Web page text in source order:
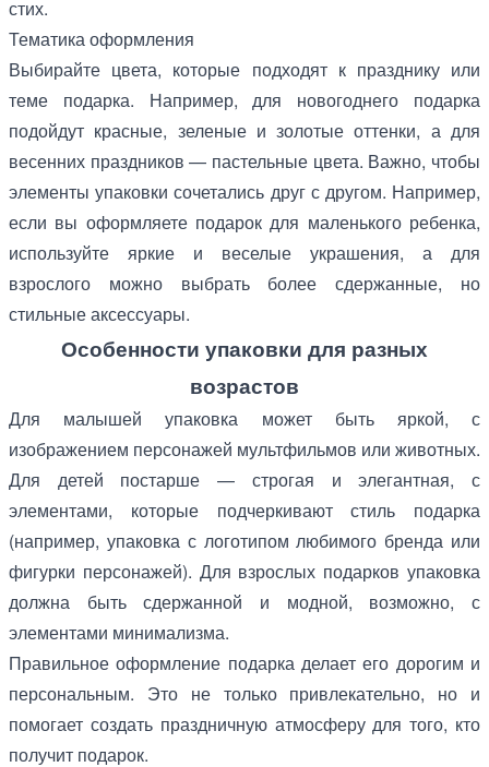
стих.
Тематика оформления
Выбирайте цвета, которые подходят к празднику или
теме подарка. Например, для новогоднего подарка
подойдут красные, зеленые и золотые оттенки, а для
весенних праздников — пастельные цвета. Важно, чтобы
элементы упаковки сочетались друг с другом. Например,
если вы оформляете подарок для маленького ребенка,
используйте яркие и веселые украшения, а для
взрослого можно выбрать более сдержанные, но
стильные аксессуары.
Особенности упаковки для разных
возрастов
Для малышей упаковка может быть яркой, с
изображением персонажей мультфильмов или животных.
Для детей постарше — строгая и элегантная, с
элементами, которые подчеркивают стиль подарка
(например, упаковка с логотипом любимого бренда или
фигурки персонажей). Для взрослых подарков упаковка
должна быть сдержанной и модной, возможно, с
элементами минимализма.
Правильное оформление подарка делает его дорогим и
персональным. Это не только привлекательно, но и
помогает создать праздничную атмосферу для того, кто
получит подарок.